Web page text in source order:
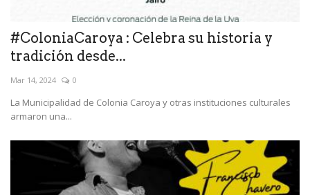
#ColoniaCaroya : Celebra su historia y
tradición desde...
Mar 14, 2024 0
La Municipalidad de Colonia Caroya y otras instituciones culturales
armaron una...